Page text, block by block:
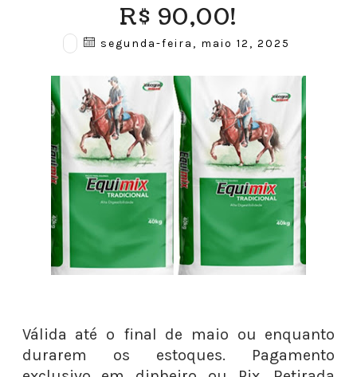
R$ 90,00!
segunda-feira, maio 12, 2025
Válida até o final de maio ou enquanto
durarem os estoques. Pagamento